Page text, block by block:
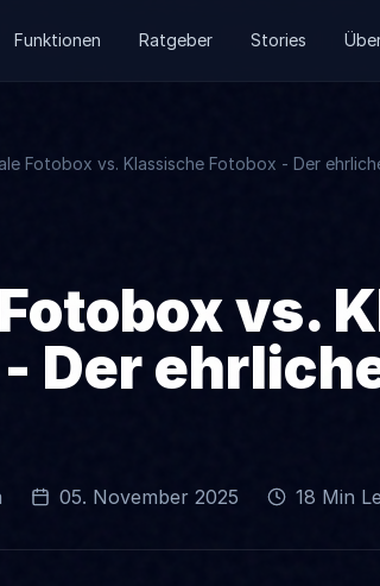
Funktionen Ratgeber Stories
Fotobox vs. Klassische Fotobox - Der
vs.
Der
05. November 2025 18 Min